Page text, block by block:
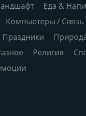
Еда &
Компьютеры / Связь
Праздники
Религия